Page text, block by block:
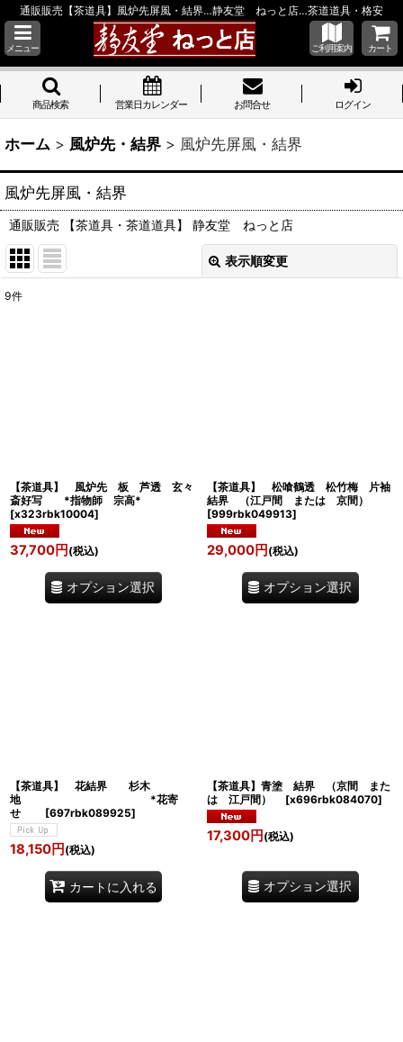
通販販売【茶道具】風炉先屏風・結界…静友堂 ねっと店…茶道道具・格安
メニュー ご利用案内 カート
商品検索 営業日カレンダー お問合せ ログイン
ホーム > 風炉先・結界 > 風炉先屏風・結界
風炉先屏風・結界
通販販売 【茶道具・茶道道具】 静友堂 ねっと店
表示順変更
9件
【茶道具】 風炉先 板 芦透 玄々
斎好写 *指物師 宗高*
[x323rbk10004]
37,700円 (税込)
オプション選択
【茶道具】 松喰鶴透 松竹梅 片袖
結界 （江戸間 または 京間）
[999rbk049913]
29,000円 (税込)
オプション選択
【茶道具】 花結界 杉木
地 *花寄
せ
[697rbk089925]
18,150円 (税込)
カートに入れる
【茶道具】青塗 結界 （京間 また
は 江戸間）
[x696rbk084070]
17,300円 (税込)
オプション選択